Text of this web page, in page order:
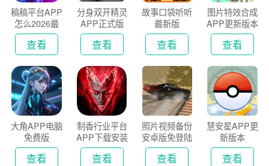
稿稿平台APP
怎么2026最
新版
查看
分身双开精灵
APP正式版
查看
故事口袋听听
最新版
查看
图片特效合成
APP更新版本
2026
查看
大角APP电脑
免费版
查看
制香行业平台
APP下载安装
2026
查看
照片视频备份
安卓版免登陆
版
查看
慧安星APP更
新版本
查看